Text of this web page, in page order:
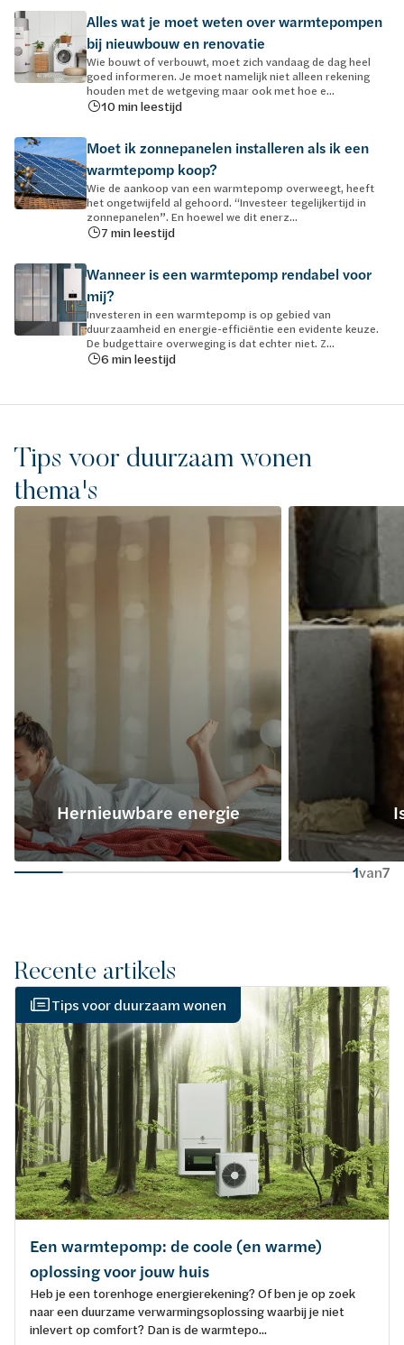
Alles wat je moet weten over warmtepompen
bij nieuwbouw en renovatie
Wie bouwt of verbouwt, moet zich vandaag de dag heel
goed informeren. Je moet namelijk niet alleen rekening
houden met de wetgeving maar ook met hoe e...
10 min leestijd
Moet ik zonnepanelen installeren als ik een
warmtepomp koop?
Wie de aankoop van een warmtepomp overweegt, heeft
het ongetwijfeld al gehoord. “Investeer tegelijkertijd in
zonnepanelen”. En hoewel we dit enerz...
7 min leestijd
Wanneer is een warmtepomp rendabel voor
mij?
Investeren in een warmtepomp is op gebied van
duurzaamheid en energie-efficiëntie een evidente keuze.
De budgettaire overweging is dat echter niet. Z...
6 min leestijd
Tips voor duurzaam wonen
thema's
Hernieuwbare energie
1van7
Recente artikels
Tips voor duurzaam wonen
Een warmtepomp: de coole (en warme)
oplossing voor jouw huis
Heb je een torenhoge energierekening? Of ben je op zoek
naar een duurzame verwarmingsoplossing waarbij je niet
inlevert op comfort? Dan is de warmtepo...